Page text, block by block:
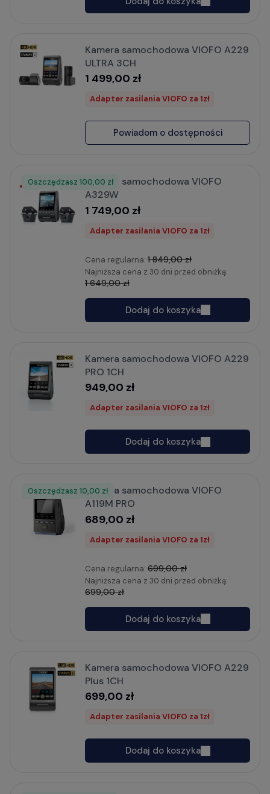
Kamera samochodowa VIOFO A229
ULTRA 3CH
1 499,00 zł
Adapter zasilania VIOFO za 1zł
Powiadom o dostępności
Kamera samochodowa VIOFO
A329W
1 749,00 zł
Adapter zasilania VIOFO za 1zł
Oszczędzasz 100,00 zł
Cena regularna: 1 849,00 zł
Najniższa cena z 30 dni przed obniżką:
1 649,00 zł
Dodaj do koszyka
Rabat
Kamera samochodowa VIOFO A229
PRO 1CH
949,00 zł
Adapter zasilania VIOFO za 1zł
Dodaj do koszyka
Kamera samochodowa VIOFO
A119M PRO
689,00 zł
Adapter zasilania VIOFO za 1zł
Oszczędzasz 10,00 zł
Cena regularna: 699,00 zł
Najniższa cena z 30 dni przed obniżką:
699,00 zł
Dodaj do koszyka
Rabat
Kamera samochodowa VIOFO A229
Plus 1CH
699,00 zł
Adapter zasilania VIOFO za 1zł
Dodaj do koszyka